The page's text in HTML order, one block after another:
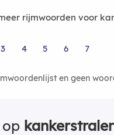
rijmwoorden voor
3 4 5 6 7
en geen